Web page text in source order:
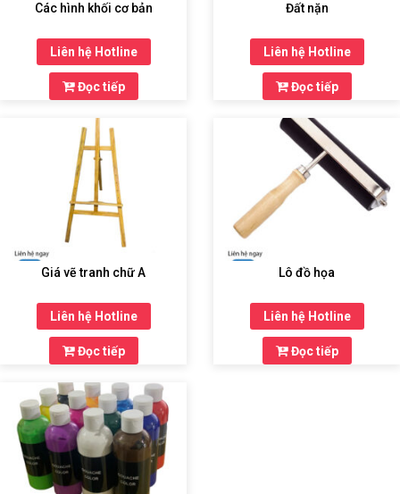
Các hình khối cơ bản
Liên hệ Hotline
Đọc tiếp
Đất nặn
Liên hệ Hotline
Đọc tiếp
Giá vẽ tranh chữ A
Liên hệ Hotline
Đọc tiếp
Lô đồ họa
Liên hệ Hotline
Đọc tiếp